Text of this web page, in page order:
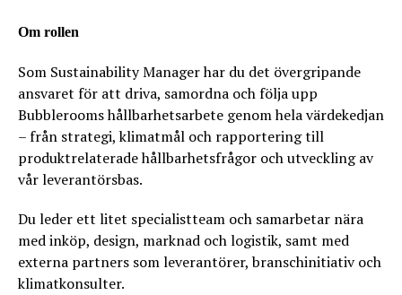
Om rollen
Som Sustainability Manager har du det övergripande
ansvaret för att driva, samordna och följa upp
Bubblerooms hållbarhetsarbete genom hela värdekedjan
– från strategi, klimatmål och rapportering till
produktrelaterade hållbarhetsfrågor och utveckling av
vår leverantörsbas.
Du leder ett litet specialistteam och samarbetar nära
med inköp, design, marknad och logistik, samt med
externa partners som leverantörer, branschinitiativ och
klimatkonsulter.